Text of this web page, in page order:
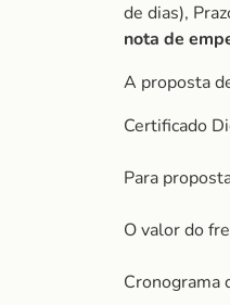
de dias),
nota de
A proposta
Certificado
Para
O valor do
Cronograma